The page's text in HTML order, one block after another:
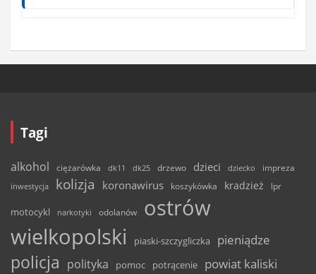
Tagi
alkohol ciężarówka dk11 dk25 drzewo dzieci dziecko
impreza
inwestycja
kolizja koronawirus koszykówka kradzież lpr
motocykl narkotyki odolanów
ostrów
wielkopolski
piaski-szczygliczka pieniądze
policja polityka pomoc potrącenie powiat kaliski